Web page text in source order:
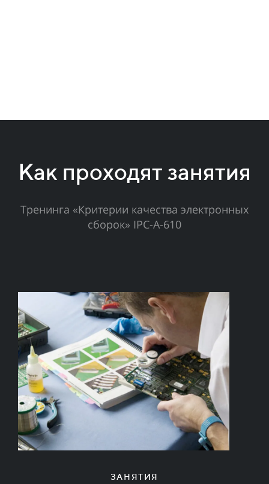
Как проходят занятия
Тренинга «Критерии качества электронных
сборок» IPC-A-610
ЗАНЯТИЯ